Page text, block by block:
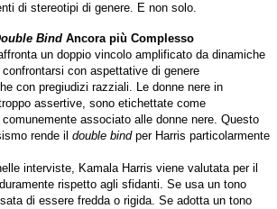
di stereotipi di genere. E non solo.
Bind Ancora più Complesso
un doppio vincolo amplificato da dinamiche
con aspettative di genere
con pregiudizi razziali. Le donne nere in
assertive, sono etichettate come
associato alle donne nere. Questo
rende il double bindper Harris particolarmente
interviste, Kamala Harris viene valutata per il
rispetto agli sfidanti. Se usa un tono
di essere fredda o rigida. Se adotta un tono